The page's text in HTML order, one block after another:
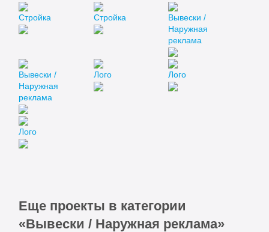
Стройка Стройка
Вывески /
Наружная
реклама
Вывески /
Наружная
реклама
Лого Лого
Лого
Еще проекты в категории
«Вывески / Наружная реклама»